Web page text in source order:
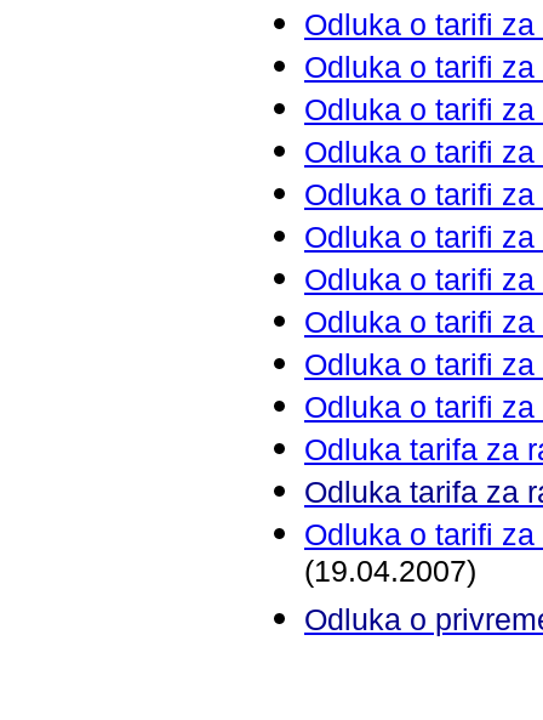
Odluka o tarifi
Odluka o tarifi za
Odluka o tarifi za
Odluka o tarifi za
Odluka o tarifi za
Odluka o tarifi za
Odluka o tarifi
Odluka o tarifi za
Odluka o tarifi za
Odluka o tarifi
Odluka tarifa za
Odluka tarifa za
Odluka o tarifi
(19.04.2007)
Odluka o